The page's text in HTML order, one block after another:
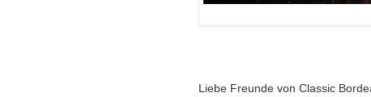
Liebe Freunde von Classic